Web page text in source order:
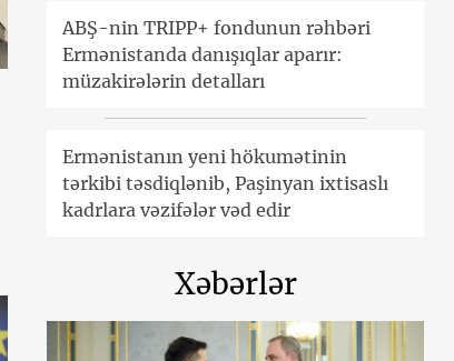
ABŞ-nin TRIPP+ fondunun rəhbəri
Ermənistanda danışıqlar aparır:
müzakirələrin detalları
Ermənistanın yeni hökumətinin
tərkibi təsdiqlənib, Paşinyan ixtisaslı
kadrlara vəzifələr vəd edir
Xəbərlər